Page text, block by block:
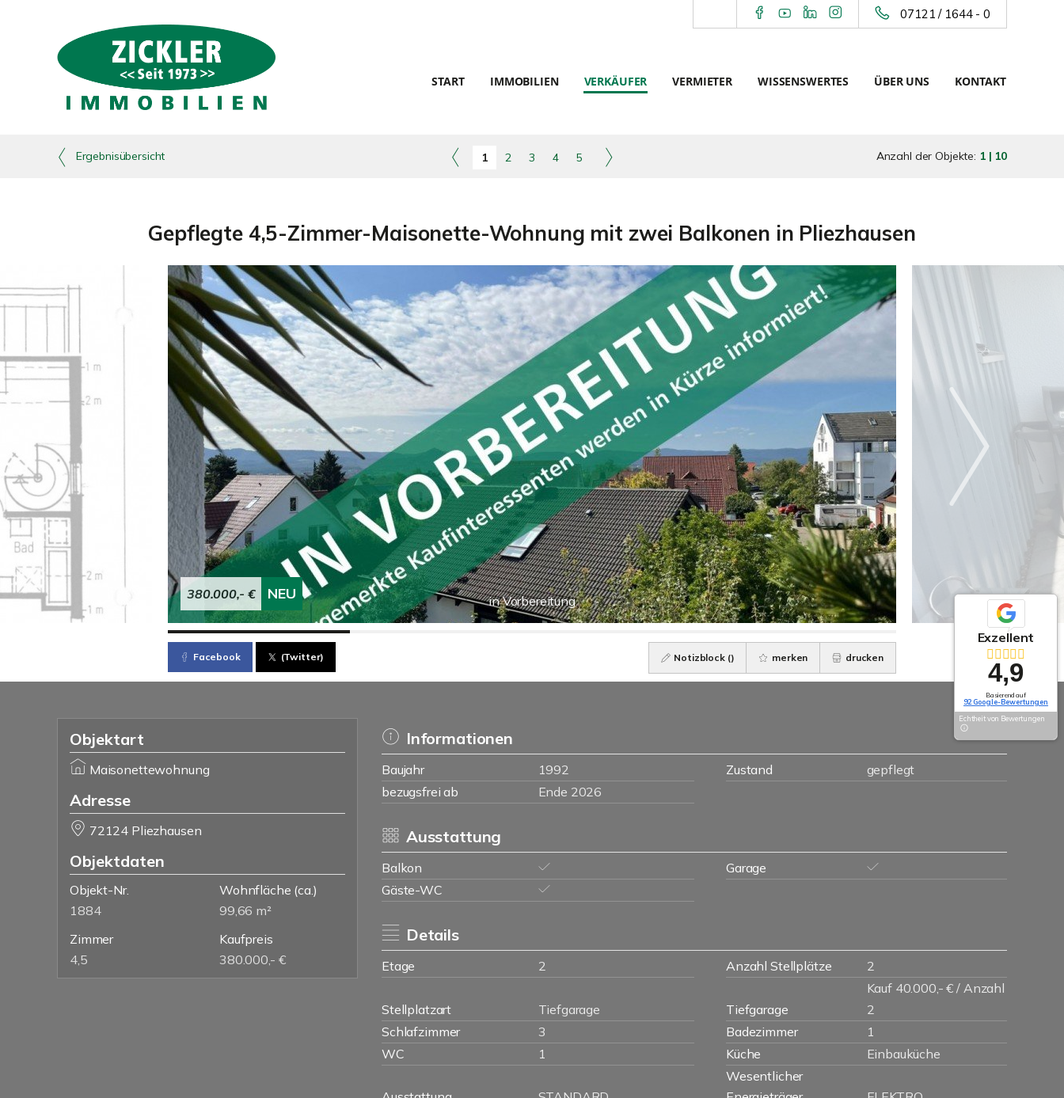
07121 / 1644 - 0
START IMMOBILIEN VERKÄUFER VERMIETER WISSENSWERTES ÜBER UNS KONTAKT
Ergebnisübersicht 1 2 3 4 5 Anzahl der Objekte: 1 | 10
Gepflegte 4,5-Zimmer-Maisonette-Wohnung mit zwei Balkonen in Pliezhausen
in Vorbereitung
380.000,- € NEU
Facebook (Twitter) Notizblock () merken drucken
Objektart
Maisonettewohnung
Adresse
72124 Pliezhausen
Objektdaten
Objekt-Nr.
1884
Wohnfläche (ca.)
99,66 m²
Zimmer
4,5
Kaufpreis
380.000,- €
Informationen
Baujahr 1992 Zustand
gepflegt
bezugsfrei ab
Ende 2026
Ausstattung
Balkon
Garage
Gäste-WC
Details
Etage 2 Anzahl Stellplätze 2
Stellplatzart Tiefgarage Tiefgarage
Kauf 40.000,- € / Anzahl
2
Schlafzimmer
3 Badezimmer
1
WC
1 Küche Einbauküche
Wesentlicher
Exzellent
4,9
Basierend auf
92 Google-Bewertungen
Echtheit von Bewertungen